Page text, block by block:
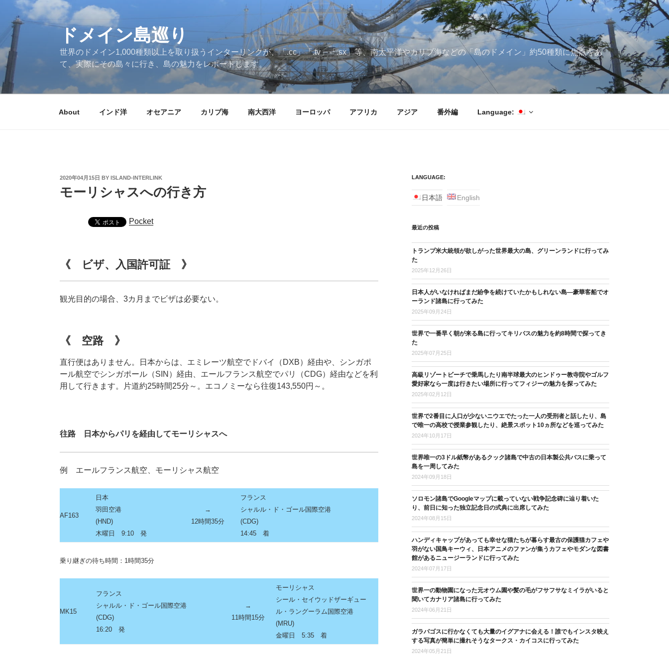
content
ドメイン島巡り
世界のドメイン1,000種類以上を取り扱うインターリンクが、「.cc」「.tv」「.sx」等、南太平洋やカリブ海などの「島のドメイン」約50種類に焦点をあ
て、実際にその島々に行き、島の魅力をレポートします。
About インド洋 オセアニア カリブ海 南大西洋 ヨーロッパ アフリカ アジア 番外編 Language:
POSTED
2020年04月15日 BY ISLAND-INTERLINK
モーリシャスへの行き方
Pocket
《 ビザ、入国許可証 》
観光目的の場合、3カ月までビザは必要ない。
《 空路 》
直行便はありません。日本からは、エミレーツ航空でドバイ（DXB）経由や、シンガポ
ール航空でシンガポール（SIN）経由、エールフランス航空でパリ（CDG）経由などを利
用して行きます。片道約25時間25分～。エコノミーなら往復143,550円～。
往路 日本からパリを経由してモーリシャスへ
例 エールフランス航空、モーリシャス航空
AF163
日本
羽田空港
(HND)
木曜日 9:10 発
→
12時間35分
フランス
シャルル・ド・ゴール国際空港
(CDG)
14:45 着
乗り継ぎの待ち時間：1時間35分
MK15
フランス
シャルル・ド・ゴール国際空港
(CDG)
16:20 発
→
11時間15分
モーリシャス
シール・セイウッドザーギュー
ル・ラングーラム国際空港
(MRU)
金曜日 5:35 着
LANGUAGE:
日本語 English
最近の投稿
トランプ米大統領が欲しがった世界最大の島、グリーンランドに行ってみ
た
2025年12月26日
日本人がいなければまだ紛争を続けていたかもしれない島―豪華客船でオ
ーランド諸島に行ってみた
2025年09月24日
世界で一番早く朝が来る島に行ってキリバスの魅力を約8時間で探ってき
た
2025年07月25日
高級リゾートビーチで乗馬したり南半球最大のヒンドゥー教寺院やゴルフ
愛好家なら一度は行きたい場所に行ってフィジーの魅力を探ってみた
2025年02月12日
世界で2番目に人口が少ないニウエでたった一人の受刑者と話したり、島
で唯一の高校で授業参観したり、絶景スポット10ヵ所などを巡ってみた
2024年10月17日
世界唯一の3ドル紙幣があるクック諸島で中古の日本製公共バスに乗って
島を一周してみた
2024年09月18日
ソロモン諸島でGoogleマップに載っていない戦争記念碑に辿り着いた
り、前日に知った独立記念日の式典に出席してみた
2024年08月15日
ハンディキャップがあっても幸せな猫たちが暮らす最古の保護猫カフェや
羽がない国鳥キーウィ、日本アニメのファンが集うカフェやモダンな図書
館があるニュージーランドに行ってみた
2024年07月17日
世界一の動物園になった元オウム園や髪の毛がフサフサなミイラがいると
聞いてカナリア諸島に行ってみた
2024年06月21日
ガラパゴスに行かなくても大量のイグアナに会える！誰でもインスタ映え
する写真が簡単に撮れそうなタークス・カイコスに行ってみた
2024年05月21日